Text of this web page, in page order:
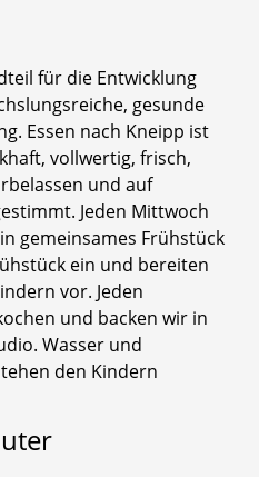
für die Entwicklung
gesunde
Essen nach Kneipp ist
vollwertig, frisch,
und auf
Jeden Mittwoch
gemeinsames Frühstück
ein und bereiten
vor. Jeden
und backen wir in
Wasser und
den Kindern